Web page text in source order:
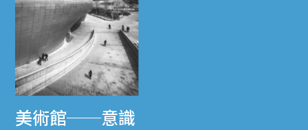
美術館──意識